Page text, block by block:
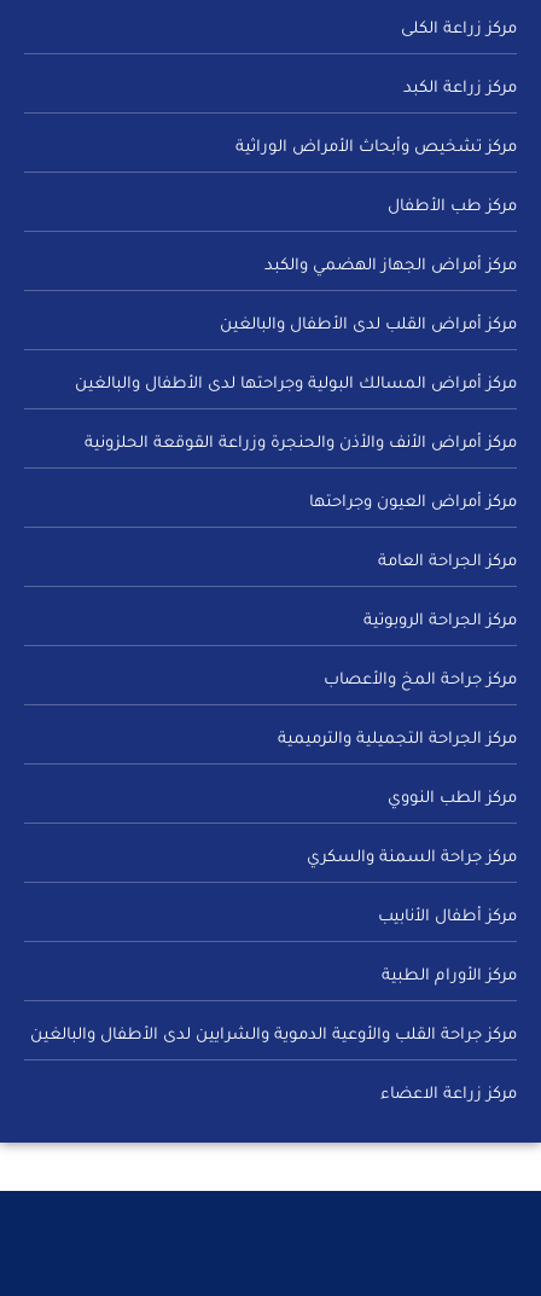
مركز زراعة الكلى
مركز زراعة الكبد
مركز تشخيص وأبحاث الأمراض الوراثية
مركز طب الأطفال
مركز أمراض الجهاز الهضمي والكبد
مركز أمراض القلب لدى الأطفال والبالغين
مركز أمراض المسالك البولية وجراحتها لدى الأطفال والبالغين
مركز أمراض الأنف والأذن والحنجرة وزراعة القوقعة الحلزونية
مركز أمراض العيون وجراحتها
مركز الجراحة العامة
مركز الجراحة الروبوتية
مركز جراحة المخ والأعصاب
مركز الجراحة التجميلية والترميمية
مركز الطب النووي
مركز جراحة السمنة والسكري
مركز أطفال الأنابيب
مركز الأورام الطبية
مركز جراحة القلب والأوعية الدموية والشرايين لدى الأطفال والبالغين
مركز زراعة الاعضاء